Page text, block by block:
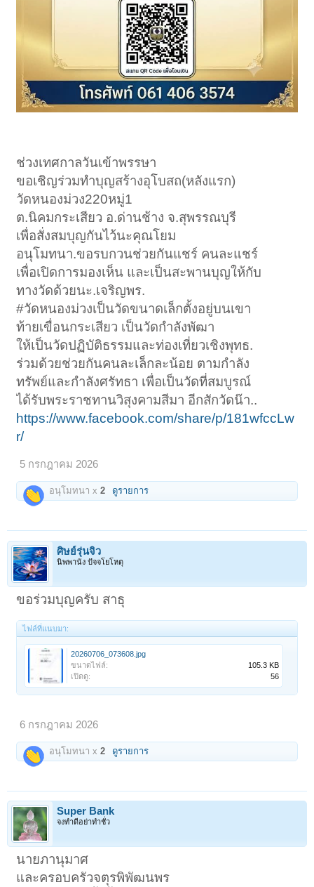
ช่วงเทศกาลวันเข้าพรรษา
ขอเชิญร่วมทำบุญสร้างอุโบสถ(หลังแรก)
วัดหนองม่วง220หมู่1
ต.นิคมกระเสียว อ.ด่านช้าง จ.สุพรรณบุรี
เพื่อสั่งสมบุญกันไว้นะคุณโยม
อนุโมทนา.ขอรบกวนช่วยกันแชร์ คนละแชร์
เพื่อเปิดการมองเห็น และเป็นสะพานบุญให้กับ
ทางวัดด้วยนะ.เจริญพร.
#วัดหนองม่วงเป็นวัดขนาดเล็กตั้งอยู่บนเขา
ท้ายเขื่อนกระเสียว เป็นวัดกำลังพัฒา
ให้เป็นวัดปฏิบัติธรรมและท่องเที่ยวเชิงพุทธ.
ร่วมด้วยช่วยกันคนละเล็กละน้อย ตามกำลัง
ทรัพย์และกำลังศรัทธา เพื่อเป็นวัดที่สมบูรณ์
ได้รับพระราชทานวิสุงคามสีมา อีกสักวัดน๊า..
https://www.facebook.com/share/p/181wfccLw
r/
5 กรกฎาคม 2026
อนุโมทนา x2 ดูรายการ
ศิษย์รุ่นจิ๋ว
นิพพานัง ปัจจโยโหตุ
ขอร่วมบุญครับ สาธุ
ไฟล์ที่แนบมา:
20260706_073608.jpg
ขนาดไฟล์:
105.3 KB
เปิดดู:
56
6 กรกฎาคม 2026
อนุโมทนา x2 ดูรายการ
Super Bank
จงทำดีอย่าทำชั่ว
นายภานุมาศ
และครอบครัวจตุรพิพัฒนพร